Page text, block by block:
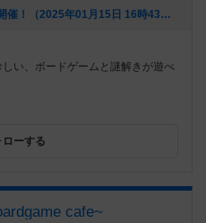
[NEW] 2025年 5周年記念イベント開催！（2025年01月15日 16時43分）
い、ボードゲームと謎解きが遊べ
ローする
cafe~